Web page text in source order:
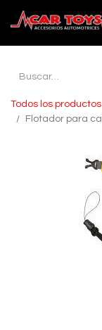
Todos los productos
Flotador para